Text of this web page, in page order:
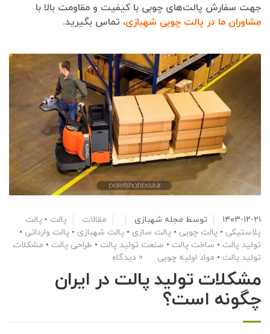
جهت سفارش پالت‌های چوبی با کیفیت و مقاومت بالا با
مشاوران ما در پالت چوبی شهبازی، تماس بگیرید.
۱۴۰۳-۱۲-۲۱ توسط مجله شهبازی مقالات پالت • پالت
پلاستیکی • پالت چوبی • پالت سازی • پالت شهبازی • پالت وارداتی •
تولید پالت • ساخت پالت • صنعت تولید پالت • طراحی پالت • مشکلات
تولید پالت • مواد اولیه چوبی 0 دیدگاه
مشکلات تولید پالت در ایران
چگونه است؟